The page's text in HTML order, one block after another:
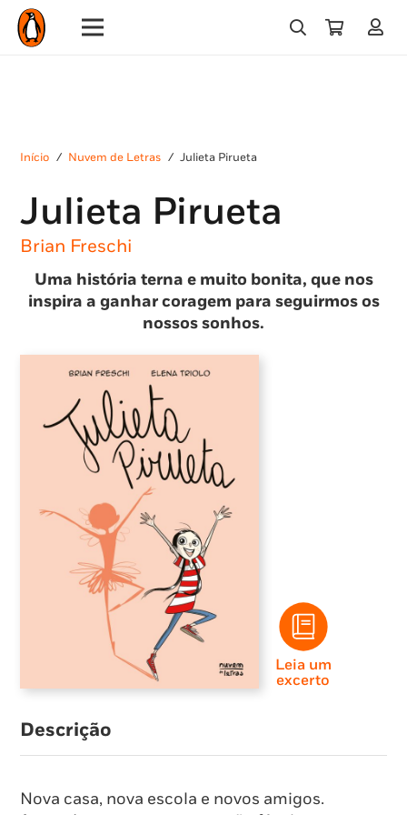
Início / Nuvem de Letras / Julieta Pirueta
Julieta Pirueta
Brian Freschi
Uma história terna e muito bonita, que nos
inspira a ganhar coragem para seguirmos os
nossos sonhos.
Leia um
excerto
Descrição
Nova casa, nova escola e novos amigos.